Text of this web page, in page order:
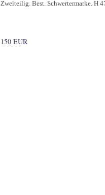
Zweiteilig. Best. Schwertermarke. H
150 EUR